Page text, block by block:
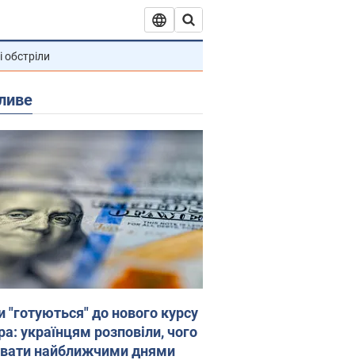
обстріли
"готуються" до нового курсу
українцям розповіли, чого
найближчими днями